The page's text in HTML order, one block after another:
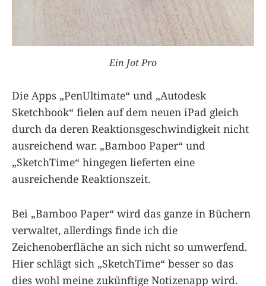
Ein Jot Pro
Die Apps „PenUltimate“ und „Autodesk
Sketchbook“ fielen auf dem neuen iPad gleich
durch da deren Reaktionsgeschwindigkeit nicht
ausreichend war. „Bamboo Paper“ und
„SketchTime“ hingegen lieferten eine
ausreichende Reaktionszeit.
Bei „Bamboo Paper“ wird das ganze in Büchern
verwaltet, allerdings finde ich die
Zeichenoberfläche an sich nicht so umwerfend.
Hier schlägt sich „SketchTime“ besser so das
dies wohl meine zukünftige Notizenapp wird.